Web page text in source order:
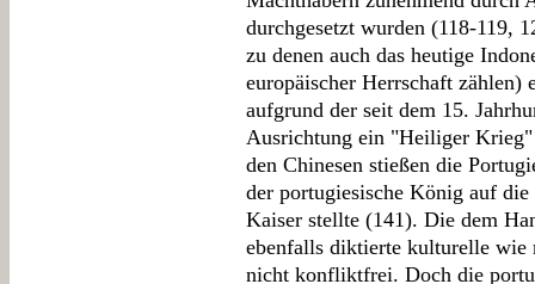
durchgesetzt wurden (118-119,
zu denen auch das heutige
europäischer Herrschaft zählen)
aufgrund der seit dem 15.
Ausrichtung ein "Heiliger
den Chinesen stießen die
der portugiesische König auf
Kaiser stellte (141). Die dem
ebenfalls diktierte kulturelle
nicht konfliktfrei. Doch die